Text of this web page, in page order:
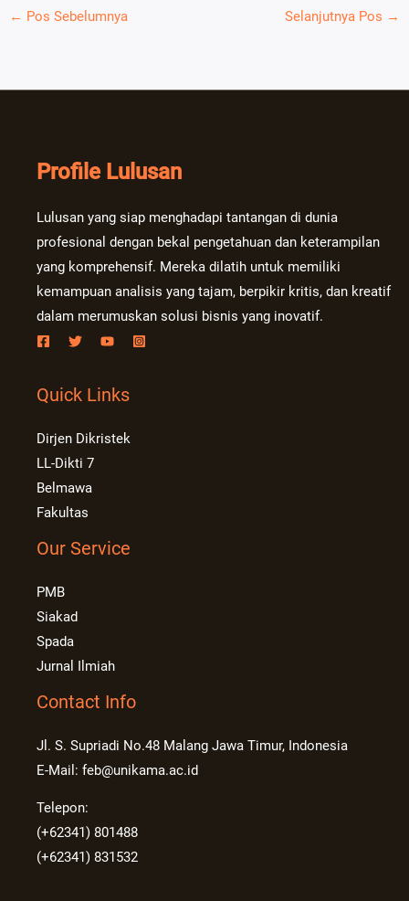
← Pos Sebelumnya Selanjutnya Pos →
Profile Lulusan
Lulusan yang siap menghadapi tantangan di dunia
profesional dengan bekal pengetahuan dan keterampilan
yang komprehensif. Mereka dilatih untuk memiliki
kemampuan analisis yang tajam, berpikir kritis, dan kreatif
dalam merumuskan solusi bisnis yang inovatif.
Quick Links
Dirjen Dikristek
LL-Dikti 7
Belmawa
Fakultas
Our Service
PMB
Siakad
Spada
Jurnal Ilmiah
Contact Info
Jl. S. Supriadi No.48 Malang Jawa Timur, Indonesia
E-Mail: feb@unikama.ac.id
Telepon:
(+62341) 801488
(+62341) 831532